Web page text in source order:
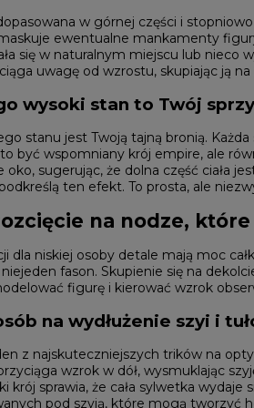
w górnej części i
ewentualne mankamenty
się w naturalnym miejscu lub nieco
uwagę od wzrostu, skupiając ją
wysoki stan to Twój
stanu jest Twoją tajną bronią.
być wspomniany krój empire, ale
sugerując, że dolna część ciała
ten efekt. To prosta, ale
na nodze,
dla niskiej osoby detale mają moc
fason. Skupienie się na
figurę i kierować wzrok
na wydłużenie szyi i
z najskuteczniejszych trików na
wzrok w dół, wysmuklając
sprawia, że cała sylwetka wydaje
pod szyją, które mogą tworzyć